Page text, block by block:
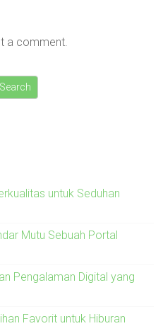
a comment.
Search
untuk Seduhan
Mutu Sebuah Portal
Pengalaman Digital yang
Favorit untuk Hiburan